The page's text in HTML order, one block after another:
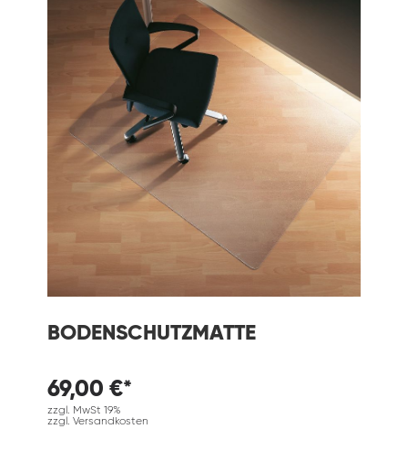
BODENSCHUTZMATTE
69,00 €*
zzgl. MwSt 19%
zzgl. Versandkosten